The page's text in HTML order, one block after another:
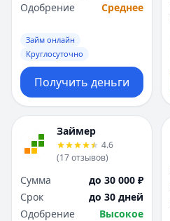
Одобрение
Среднее
Займ онлайн
Круглосуточно
Получить деньги
Займер
4.6
(17отзывов)
Сумма
до 30 000 ₽
Срок
до 30 дней
Одобрение
Высокое